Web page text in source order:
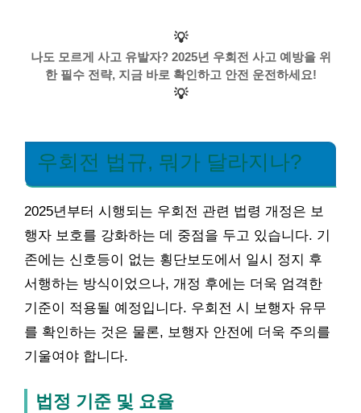
💡
나도 모르게 사고 유발자? 2025년 우회전 사고 예방을 위
한 필수 전략, 지금 바로 확인하고 안전 운전하세요!
💡
우회전 법규, 뭐가 달라지나?
2025년부터 시행되는 우회전 관련 법령 개정은 보
행자 보호를 강화하는 데 중점을 두고 있습니다. 기
존에는 신호등이 없는 횡단보도에서 일시 정지 후
서행하는 방식이었으나, 개정 후에는 더욱 엄격한
기준이 적용될 예정입니다. 우회전 시 보행자 유무
를 확인하는 것은 물론, 보행자 안전에 더욱 주의를
기울여야 합니다.
법정 기준 및 요율